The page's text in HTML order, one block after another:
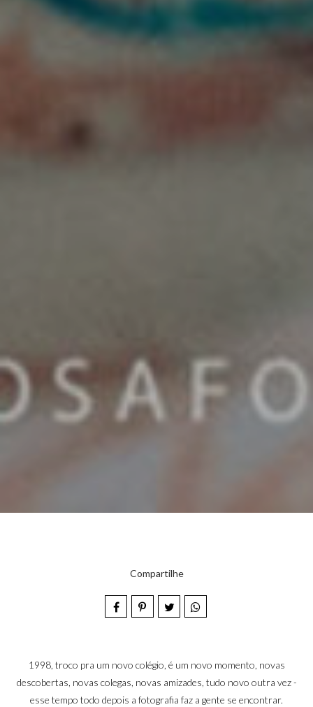
Compartilhe
1998, troco pra um novo colégio, é um novo momento, novas
descobertas, novas colegas, novas amizades, tudo novo outra vez -
esse tempo todo depois a fotografia faz a gente se encontrar.